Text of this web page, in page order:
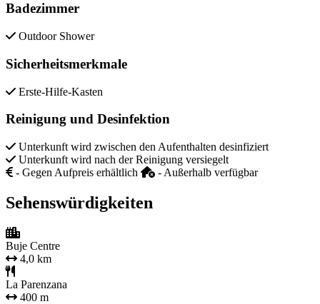
Badezimmer
Outdoor Shower
Sicherheitsmerkmale
Erste-Hilfe-Kasten
Reinigung und Desinfektion
Unterkunft wird zwischen den Aufenthalten desinfiziert
Unterkunft wird nach der Reinigung versiegelt
- Gegen Aufpreis erhältlich
- Außerhalb verfügbar
Sehenswürdigkeiten
Buje Centre
4,0 km
La Parenzana
400 m